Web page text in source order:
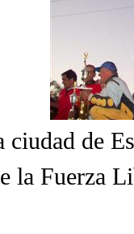
ciudad de
la Fuerza